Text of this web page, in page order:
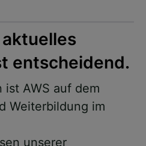
entscheidend.
AWS auf dem
Weiterbildung im
unserer